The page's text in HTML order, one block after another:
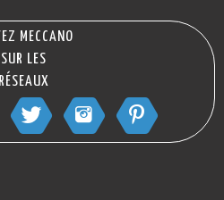
MECCANO
SUR LES
RÉSEAUX